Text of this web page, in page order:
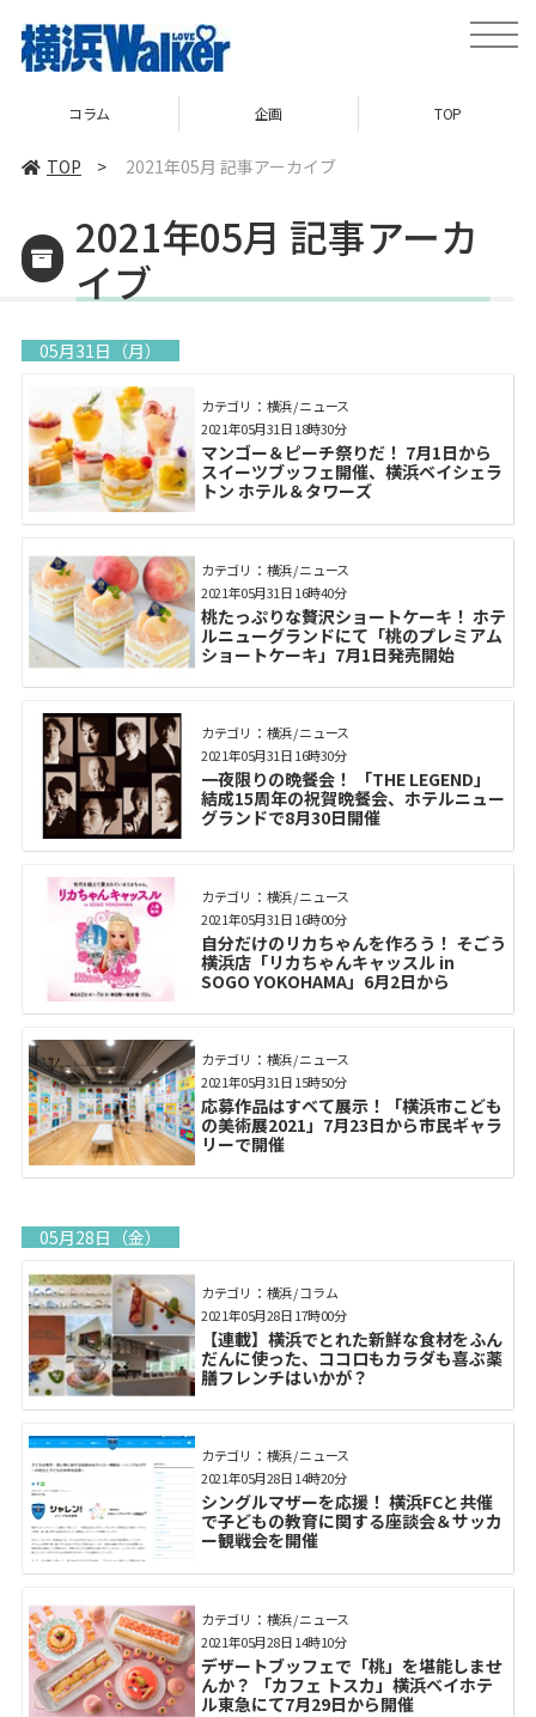
toggle
コラム 企画 TOP
TOP > 2021年05月 記事アーカイブ
2021年05月 記事アーカ
イブ
05月31日（月）
カテゴリ： 横浜 / ニュース
マンゴー＆ピーチ祭りだ！ 7月1日から
スイーツブッフェ開催、横浜ベイシェラ
トン ホテル＆タワーズ
2021年05月31日 18時30分
カテゴリ： 横浜 / ニュース
桃たっぷりな贅沢ショートケーキ！ ホテ
ルニューグランドにて「桃のプレミアム
ショートケーキ」7月1日発売開始
2021年05月31日 16時40分
カテゴリ： 横浜 / ニュース
一夜限りの晩餐会！ 「THE LEGEND」
結成15周年の祝賀晩餐会、ホテルニュー
グランドで8月30日開催
2021年05月31日 16時30分
カテゴリ： 横浜 / ニュース
自分だけのリカちゃんを作ろう！ そごう
横浜店「リカちゃんキャッスル in
SOGO YOKOHAMA」6月2日から
2021年05月31日 16時00分
カテゴリ： 横浜 / ニュース
応募作品はすべて展示！「横浜市こども
の美術展2021」7月23日から市民ギャラ
リーで開催
2021年05月31日 15時50分
05月28日（金）
カテゴリ： 横浜 / コラム
【連載】横浜でとれた新鮮な食材をふん
だんに使った、ココロもカラダも喜ぶ薬
膳フレンチはいかが？
2021年05月28日 17時00分
カテゴリ： 横浜 / ニュース
シングルマザーを応援！ 横浜FCと共催
で子どもの教育に関する座談会＆サッカ
ー観戦会を開催
2021年05月28日 14時20分
カテゴリ： 横浜 / ニュース
デザートブッフェで「桃」を堪能しませ
んか？ 「カフェ トスカ」横浜ベイホテ
ル東急にて7月29日から開催
2021年05月28日 14時10分